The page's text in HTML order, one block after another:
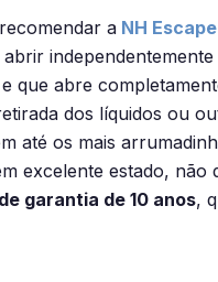
a NH
que abre
dos líquidos ou
até os mais
excelente estado,
garantia de 10 anos,